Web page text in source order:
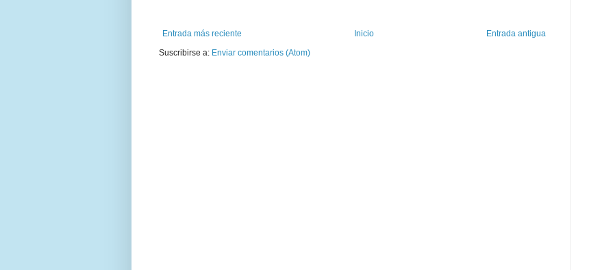
Entrada más reciente Entrada antigua
Inicio
Suscribirse a: Enviar comentarios (Atom)